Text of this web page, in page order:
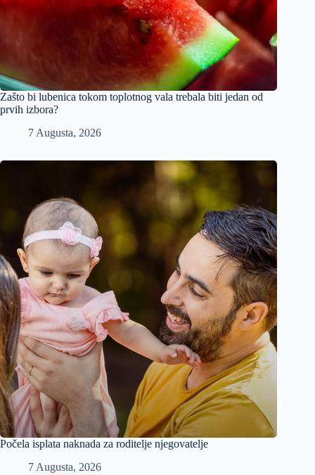
Zašto bi lubenica tokom toplotnog vala trebala biti jedan od
prvih izbora?
7 Augusta, 2026
Počela isplata naknada za roditelje njegovatelje
7 Augusta, 2026